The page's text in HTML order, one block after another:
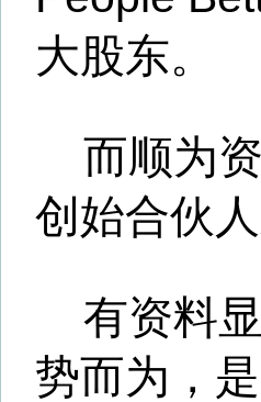
沈萌认为：“
或其他小米系
其单一大客户
重要关联人又
IPO为小米探